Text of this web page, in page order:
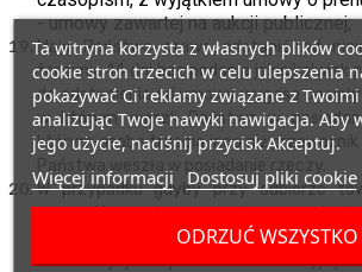
- umowy zawartej na aukcji publicznej;
Mają Państwo prawo odstąpić od
terminie 14 dni bez podania jakiejkolwiek
do odstąpienia od umowy wygasa po
w którym weszli Państwo w
którym osoba trzecia inna niż przewoźnik
W przypadku gdyby przy odbiorze
przesyłki nosiło znamiona
przesyłkę zaleca się w obecności
kurierskiej spisać protokół reklamacyjny.
Ta witryna korzysta z własnych plików
cookie stron trzecich w celu ulepszenia
pokazywać Ci reklamy związane z
analizując Twoje nawyki nawigacja. Aby
jego użycie, naciśnij przycisk Akceptuj.
Więcej informacji Dostosuj pliki cookie
ODRZUĆ WSZYSTKO